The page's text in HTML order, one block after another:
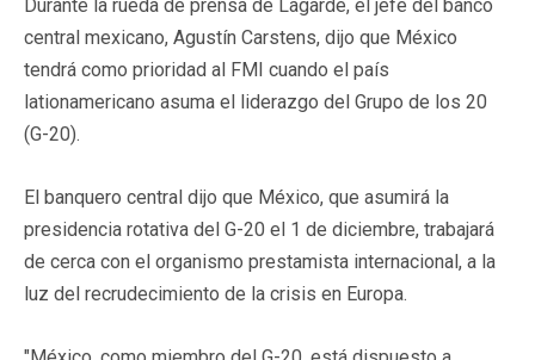
Durante la rueda de prensa de Lagarde, el jefe del banco
central mexicano, Agustín Carstens, dijo que México
tendrá como prioridad al FMI cuando el país
lationamericano asuma el liderazgo del Grupo de los 20
(G-20).
El banquero central dijo que México, que asumirá la
presidencia rotativa del G-20 el 1 de diciembre, trabajará
de cerca con el organismo prestamista internacional, a la
luz del recrudecimiento de la crisis en Europa.